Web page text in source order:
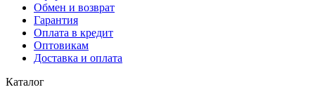
Обмен и возврат
Гарантия
Оплата в кредит
Оптовикам
Доставка и оплата
Каталог